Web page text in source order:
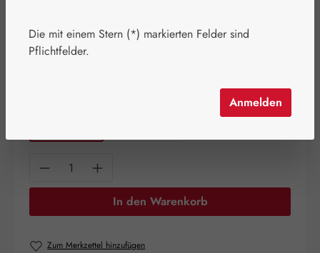
Preise inkl. MwSt. zzgl. Versandkosten
Produkt Anzahl: Gib den gewünschten
In den Warenkorb
Zum Merkzettel hinzufügen
Die mit einem Stern (*) markierten Felder sind
Pflichtfelder.
Anmelden